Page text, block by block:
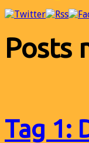
Posts
Tag 1: